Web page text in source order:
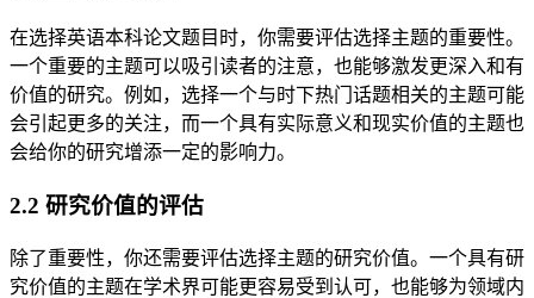
在选择英语本科论文题目时，你需要评估选择主题的重要性。
一个重要的主题可以吸引读者的注意，也能够激发更深入和有
价值的研究。例如，选择一个与时下热门话题相关的主题可能
会引起更多的关注，而一个具有实际意义和现实价值的主题也
会给你的研究增添一定的影响力。
2.2 研究价值的评估
除了重要性，你还需要评估选择主题的研究价值。一个具有研
究价值的主题在学术界可能更容易受到认可，也能够为领域内